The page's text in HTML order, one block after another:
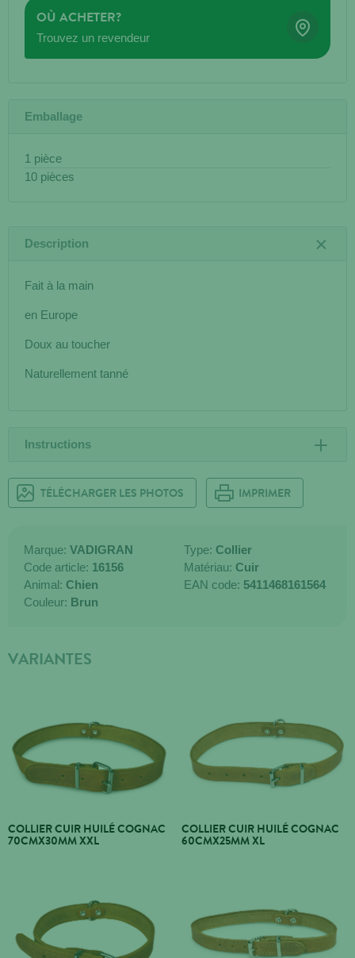
OÙ ACHETER?
Trouvez un revendeur
Emballage
1 pièce
10 pièces
Description
Fait à la main
en Europe
Doux au toucher
Naturellement tanné
Instructions
TÉLÉCHARGER LES PHOTOS IMPRIMER
Marque: VADIGRAN
Code article: 16156
Animal: Chien
Couleur: Brun
Type: Collier
Matériau: Cuir
EAN code: 5411468161564
VARIANTES
COLLIER CUIR HUILÉ COGNAC
70CMX30MM XXL
COLLIER CUIR HUILÉ COGNAC
60CMX25MM XL